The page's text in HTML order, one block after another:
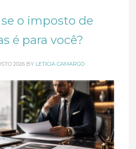
o imposto de
é para você?
2026 BY LETICIA CAMARGO